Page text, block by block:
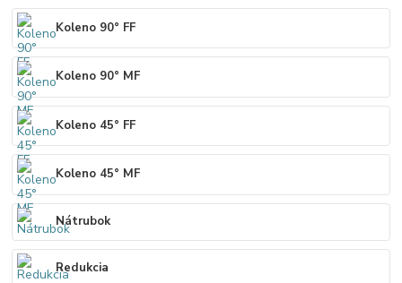
Koleno 90° FF
Koleno 90° MF
Koleno 45° FF
Koleno 45° MF
Nátrubok
Redukcia